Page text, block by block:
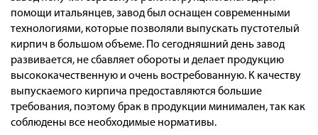
Оплата
Доставка
Сотрудничество
Галерея объектов
Контакты
помощи итальянцев, завод был оснащен современными
технологиями, которые позволяли выпускать пустотелый
кирпич в большом объеме. По сегодняшний день завод
развивается, не сбавляет обороты и делает продукцию
высококачественную и очень востребованную. К качеству
выпускаемого кирпича предоставляются большие
требования, поэтому брак в продукции минимален, так как
соблюдены все необходимые нормативы.